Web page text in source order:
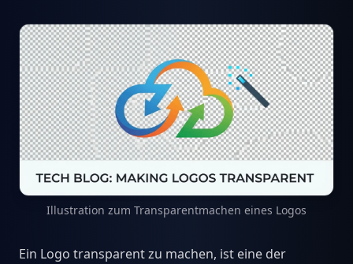
Illustration zum Transparentmachen eines Logos
Ein Logo transparent zu machen, ist eine der